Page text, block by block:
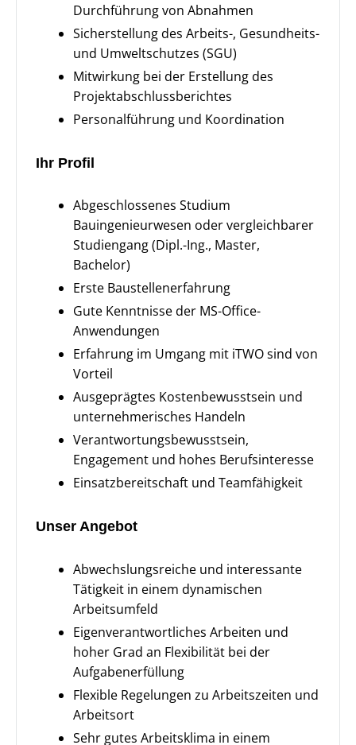
Durchführung von Abnahmen
Sicherstellung des Arbeits-, Gesundheits-
und Umweltschutzes (SGU)
Mitwirkung bei der Erstellung des
Projektabschlussberichtes
Personalführung und Koordination
Ihr Profil
Abgeschlossenes Studium
Bauingenieurwesen oder vergleichbarer
Studiengang (Dipl.-Ing., Master,
Bachelor)
Erste Baustellenerfahrung
Gute Kenntnisse der MS-Office-
Anwendungen
Erfahrung im Umgang mit iTWO sind von
Vorteil
Ausgeprägtes Kostenbewusstsein und
unternehmerisches Handeln
Verantwortungsbewusstsein,
Engagement und hohes Berufsinteresse
Einsatzbereitschaft und Teamfähigkeit
Unser Angebot
Abwechslungsreiche und interessante
Tätigkeit in einem dynamischen
Arbeitsumfeld
Eigenverantwortliches Arbeiten und
hoher Grad an Flexibilität bei der
Aufgabenerfüllung
Flexible Regelungen zu Arbeitszeiten und
Arbeitsort
Sehr gutes Arbeitsklima in einem